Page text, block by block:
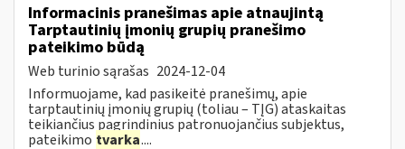
Informacinis pranešimas apie atnaujintą
Tarptautinių įmonių grupių pranešimo
pateikimo būdą
Web turinio sąrašas 2024-12-04
Informuojame, kad pasikeitė pranešimų, apie
tarptautinių įmonių grupių (toliau – TĮG) ataskaitas
teikiančius pagrindinius patronuojančius subjektus,
pateikimo tvarka....